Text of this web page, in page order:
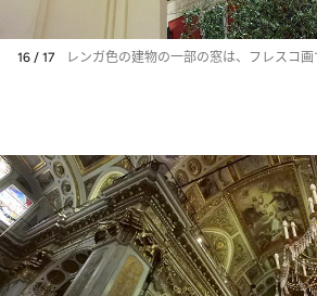
16 / 17 レンガ色の建物の一部の窓は、フレスコ画